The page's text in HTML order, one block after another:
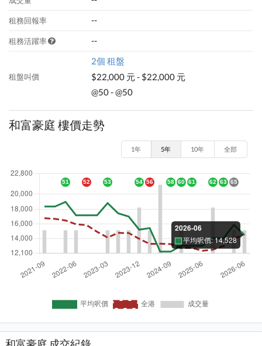
租務回報率 --
租務活躍率 --
租盤叫價
2個 租盤
$22,000 元 - $22,000 元
@50 - @50
和富豪庭 樓價走勢
1年 5年 10年 全部